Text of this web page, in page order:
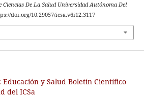
De La Salud Universidad Autónoma Del
doi.org/10.29057/icsa.v6i12.3117
Educación y Salud Boletín Científico
del ICSa